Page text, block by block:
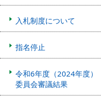
入札制度について
指名停止
令和6年度（2024年度
委員会審議結果